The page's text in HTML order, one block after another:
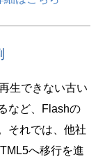
生できない古い
など、Flashの
それでは、他社
へ移行を進